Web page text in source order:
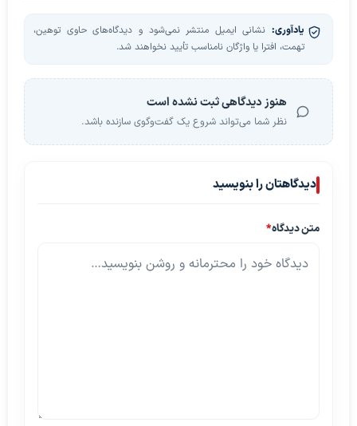
یادآوری: نشانی ایمیل منتشر نمی‌شود و دیدگاه‌های حاوی توهین،
تهمت، افترا یا واژگان نامناسب تأیید نخواهند شد.
هنوز دیدگاهی ثبت نشده است
نظر شما می‌تواند شروع یک گفت‌وگوی سازنده باشد.
دیدگاهتان را بنویسید
متن دیدگاه*